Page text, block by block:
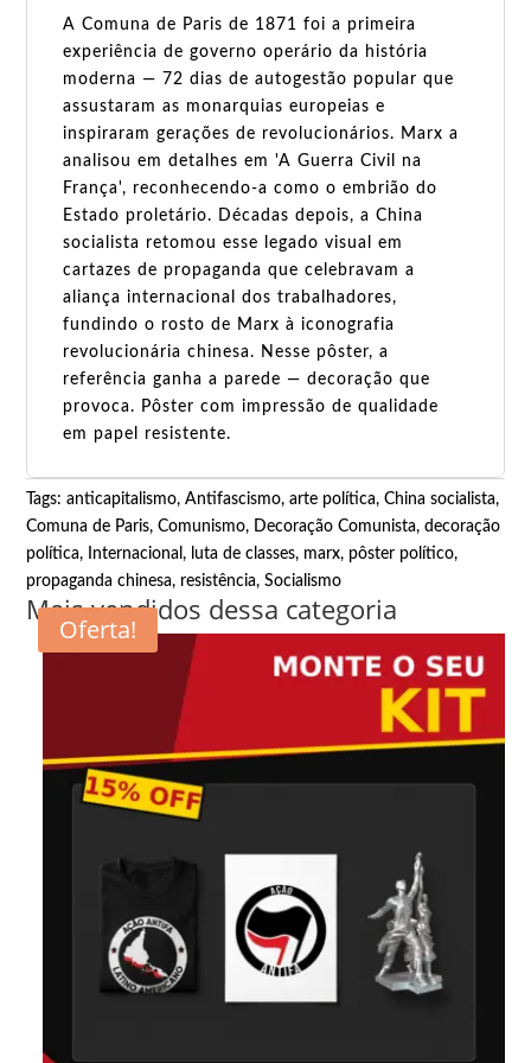
A Comuna de Paris de 1871 foi a primeira
experiência de governo operário da história
moderna — 72 dias de autogestão popular que
assustaram as monarquias europeias e
inspiraram gerações de revolucionários. Marx a
analisou em detalhes em 'A Guerra Civil na
França', reconhecendo-a como o embrião do
Estado proletário. Décadas depois, a China
socialista retomou esse legado visual em
cartazes de propaganda que celebravam a
aliança internacional dos trabalhadores,
fundindo o rosto de Marx à iconografia
revolucionária chinesa. Nesse pôster, a
referência ganha a parede — decoração que
provoca. Pôster com impressão de qualidade
em papel resistente.
Tags:anticapitalismo,Antifascismo,arte política,China socialista,
Comuna de Paris,Comunismo, Decoração Comunista,decoração
política, Internacional, luta de classes, marx, pôster político,
propaganda chinesa, resistência,Socialismo
Mais vendidos dessa categoria
Oferta!